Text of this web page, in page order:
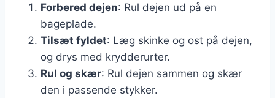
Forbered dejen: Rul dejen ud på en
bageplade.
Tilsæt fyldet: Læg skinke og ost på dejen,
og drys med krydderurter.
Rul og skær: Rul dejen sammen og skær
den i passende stykker.